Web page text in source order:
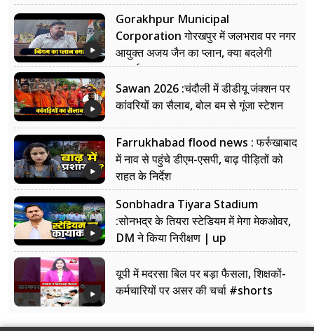
Gorakhpur Municipal
Corporation गोरखपुर में जलभराव पर नगर
आयुक्त अजय जैन का प्लान, क्या बदलेगी
सफाई?
Sawan 2026 :चंदौली में डीडीयू जंक्शन पर
कांवरियों का सैलाब, बोल बम से गूंजा स्टेशन
Farrukhabad flood news : फर्रुखाबाद
में नाव से पहुंचे डीएम-एसपी, बाढ़ पीड़ितों को
राहत के निर्देश
Sonbhadra Tiyara Stadium
:सोनभद्र के तियरा स्टेडियम में मेगा मेकओवर,
DM ने किया निरीक्षण | up
यूपी में मदरसा बिल पर बड़ा फैसला, शिक्षकों-
कर्मचारियों पर असर की चर्चा #shorts